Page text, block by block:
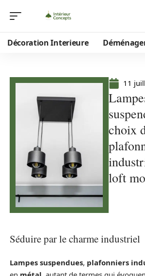
Décoration Interieure
11
choix
loft
Séduire par le charme industriel
Lampes suspendues, plafonniers